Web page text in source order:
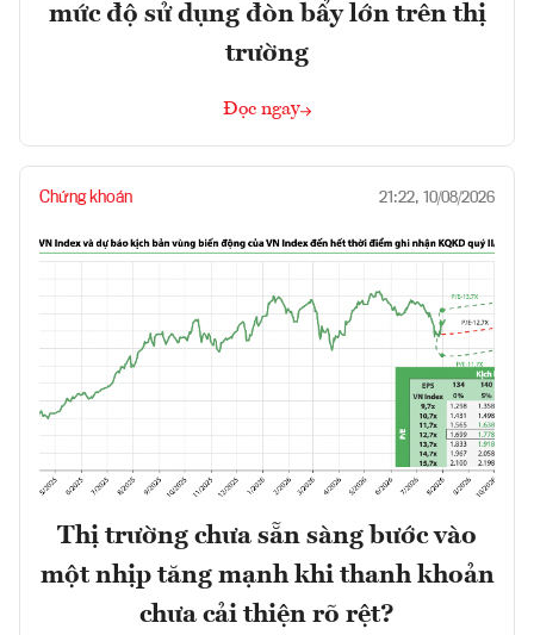
mức độ sử dụng đòn bẩy lớn trên thị
trường
Đọc ngay
Chứng khoán 21:22, 10/08/2026
Thị trường chưa sẵn sàng bước vào
một nhịp tăng mạnh khi thanh khoản
chưa cải thiện rõ rệt?